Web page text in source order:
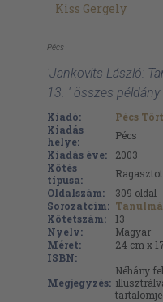
Kiss Gergely
Pécs
'Jankovits László:
13. ' összes példány
Kiadó:
Pécs
Kiadás
helye:
Pécs
Kiadás éve:
2003
Kötés
típusa:
Oldalszám:
309 oldal
Sorozatcím:
Kötetszám:
13
Nyelv:
Magyar
Méret:
24 cm x
ISBN:
Megjegyzés:
Néhány